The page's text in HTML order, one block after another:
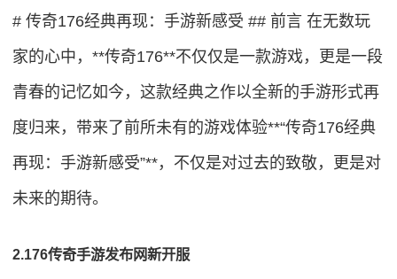
# 传奇176经典再现：手游新感受 ## 前言 在无数玩
家的心中，**传奇176**不仅仅是一款游戏，更是一段
青春的记忆如今，这款经典之作以全新的手游形式再
度归来，带来了前所未有的游戏体验**“传奇176经典
再现：手游新感受”**，不仅是对过去的致敬，更是对
未来的期待。
2.176传奇手游发布网新开服